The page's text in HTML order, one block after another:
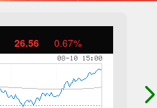
26.56 0.67%